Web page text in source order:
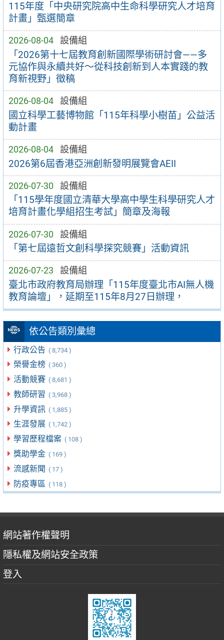
115年度「中央研究院高中生命科學研究人才培育
計畫」甄選簡章
2026-08-04 設備組
「2026第十七屆教育創新國際學術研討會——多
元協作與永續共好～從科技創新到人本實踐的教
育新視野」徵稿
2026-08-04 設備組
國立科學工藝博物館「115年科學小樹苗」公益活
動計畫
2026-08-04 設備組
2026第6屆香港亞洲創新發明展覽會AEII
2026-07-30 設備組
「115學年度國立清華大學高中學生科學研究人才
培育計畫化學組招生考試」簡章及海報
2026-07-30 設備組
「第七屆遠哲文創科學探究競賽」活動資訊
2026-07-23 設備組
臺北市政府教育局辦理「115年度臺北市AI無人機
教育論壇」，延期至115年8月27日辦理，
依公告類別彙總
行政公告 ( 8,734 )
榮譽金榜 ( 360 )
活動競賽 ( 8,681 )
教師研習 ( 3,968 )
升學資訊 ( 1,885 )
生涯發展 ( 1,742 )
學習歷程檔案 ( 108 )
獎助學金 ( 169 )
流感新聞 ( 17 )
防疫專區 ( 118 )
網站著作權聲明
隱私權及網站安全政策
登入